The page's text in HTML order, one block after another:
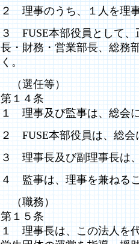
２ 理事のうち、１人を理
３ FUSE本部役員として、
長・財務・営業部長、総務
く。
（選任等）
第１４条
１ 理事及び監事は、総会
２ FUSE本部役員は、総会
３ 理事長及び副理事長は
４ 監事は、理事を兼ねる
（職務）
第１５条
１ 理事長は、この法人を